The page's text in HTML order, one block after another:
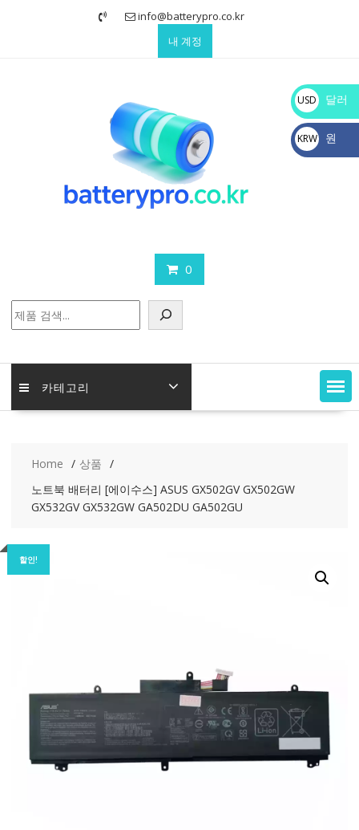
info@batterypro.co.kr
내 계정
0
색
카테고리
Home
상품
노트북 배터리 [에이수스] ASUS GX502GV GX502GW
GX532GV GX532GW GA502DU GA502GU
할인!
USD
$
달러
KRW
₩
원